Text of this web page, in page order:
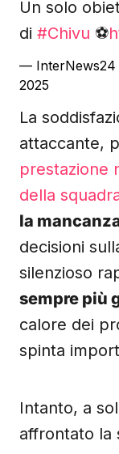
Un solo
di #Chivu ⚽️
—
2025
La
attaccante,
prestazione
della
la
decisioni
silenzioso
sempre più
calore dei
spinta
Intanto, a
affrontato la